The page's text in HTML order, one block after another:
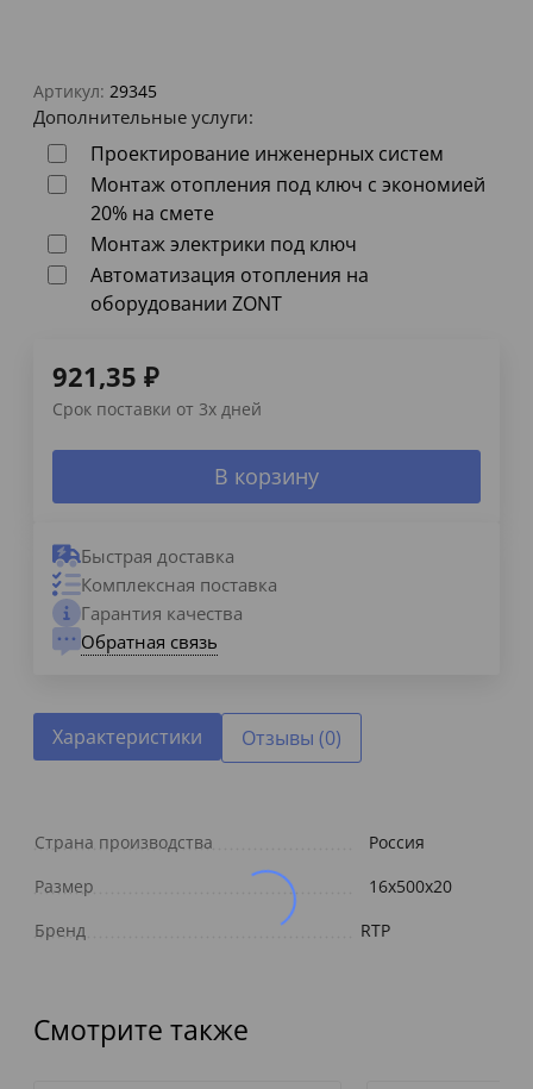
Артикул: 29345
Дополнительные услуги:
Проектирование инженерных систем
Монтаж отопления под ключ с экономией
20% на смете
Монтаж электрики под ключ
Автоматизация отопления на
оборудовании ZONT
921,35 ₽
Срок поставки от 3х дней
В корзину
Быстрая доставка
Комплексная поставка
Гарантия качества
Обратная связь
Характеристики Отзывы (0)
Страна производства
Россия
Размер
16х500х20
Бренд
RTP
Смотрите также